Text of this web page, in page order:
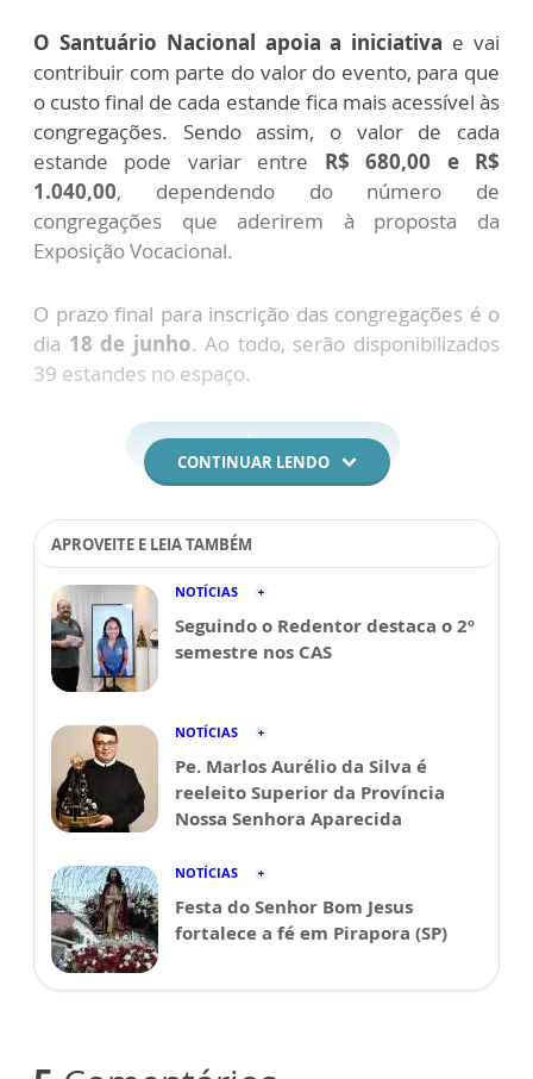
O Santuário Nacional apoia a iniciativa e vai
contribuir com parte do valor do evento, para que
o custo final de cada estande fica mais acessível às
congregações. Sendo assim, o valor de cada
estande pode variar entre R$ 680,00 e R$
1.040,00, dependendo do número de
congregações que aderirem à proposta da
Exposição Vocacional.
O prazo final para inscrição das congregações é o
dia 18 de junho. Ao todo, serão disponibilizados
39 estandes no espaço.
GARANTA JÁ O SEU ESPAÇO!
CONTINUAR LENDO
APROVEITE E LEIA TAMBÉM
NOTÍCIAS
Seguindo o Redentor destaca o 2º
semestre nos CAS
NOTÍCIAS
Pe. Marlos Aurélio da Silva é
reeleito Superior da Província
Nossa Senhora Aparecida
NOTÍCIAS
Festa do Senhor Bom Jesus
fortalece a fé em Pirapora (SP)